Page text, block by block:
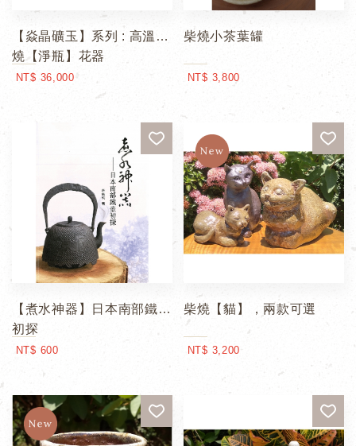
【焱晶礦玉】系列 : 高溫柴
燒【淨瓶】花器
NT$ 36,000
柴燒小茶葉罐
NT$ 3,800
【煮水神器】日本南部鐵壺
初探
NT$ 600
柴燒【貓】，兩款可選
NT$ 3,200